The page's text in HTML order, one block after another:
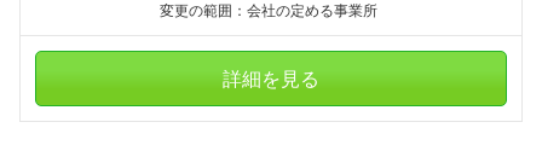
変更の範囲：会社の定める事業所
詳細を見る